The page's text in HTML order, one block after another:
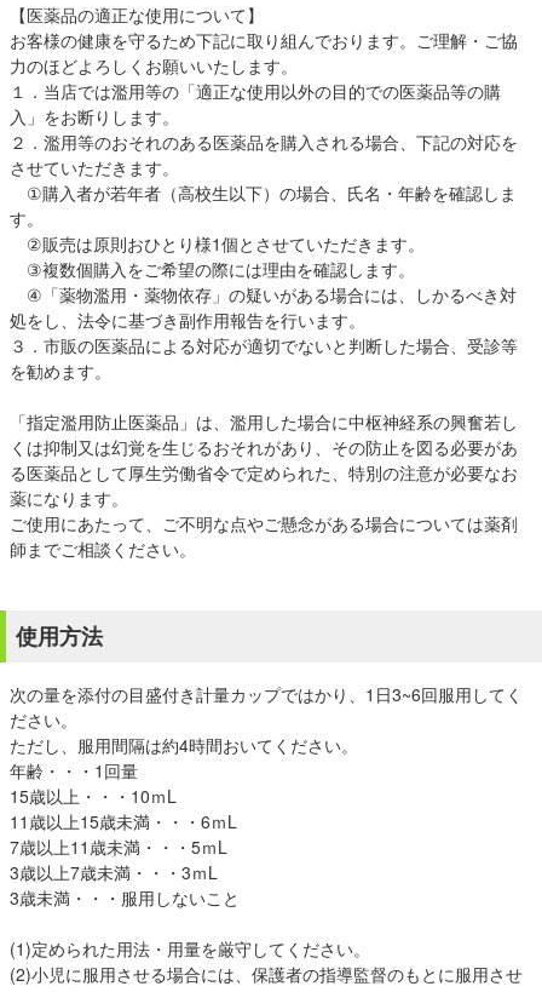
【医薬品の適正な使用について】
お客様の健康を守るため下記に取り組んでおります。ご理解・ご協
力のほどよろしくお願いいたします。
１．当店では濫用等の「適正な使用以外の目的での医薬品等の購
入」をお断りします。
２．濫用等のおそれのある医薬品を購入される場合、下記の対応を
させていただきます。
①購入者が若年者（高校生以下）の場合、氏名・年齢を確認しま
す。
②販売は原則おひとり様1個とさせていただきます。
③複数個購入をご希望の際には理由を確認します。
④「薬物濫用・薬物依存」の疑いがある場合には、しかるべき対
処をし、法令に基づき副作用報告を行います。
３．市販の医薬品による対応が適切でないと判断した場合、受診等
を勧めます。
「指定濫用防止医薬品」は、濫用した場合に中枢神経系の興奮若し
くは抑制又は幻覚を生じるおそれがあり、その防止を図る必要があ
る医薬品として厚生労働省令で定められた、特別の注意が必要なお
薬になります。
ご使用にあたって、ご不明な点やご懸念がある場合については薬剤
師までご相談ください。
使用方法
次の量を添付の目盛付き計量カップではかり、1日3~6回服用してく
ださい。
ただし、服用間隔は約4時間おいてください。
年齢・・・1回量
15歳以上・・・10ｍL
11歳以上15歳未満・・・6ｍL
7歳以上11歳未満・・・5ｍL
3歳以上7歳未満・・・3ｍL
3歳未満・・・服用しないこと
(1)定められた用法・用量を厳守してください。
(2)小児に服用させる場合には、保護者の指導監督のもとに服用させ